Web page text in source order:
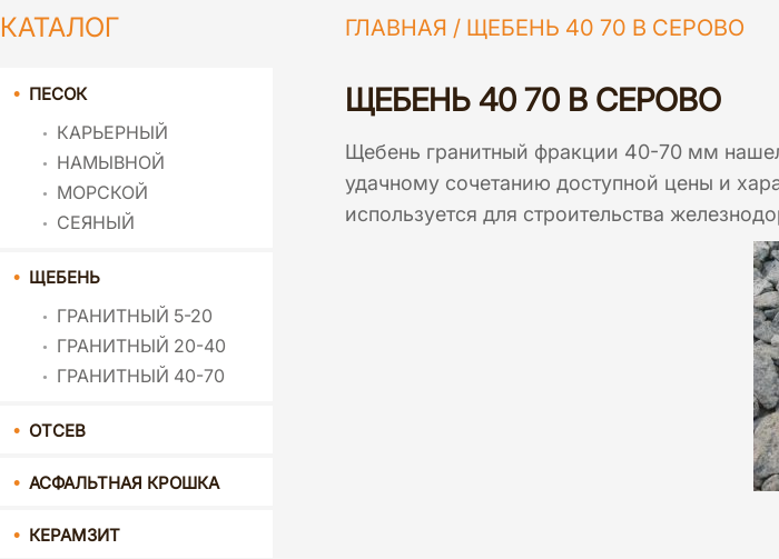
ГЛАВНАЯ / ЩЕБЕНЬ 40 70 В СЕРОВО
ЩЕБЕНЬ 40 70 В СЕРОВО
Щебень гранитный фракции 40-70 мм
удачному сочетанию доступной цены и
используется для строительства
КАТАЛОГ
ПЕСОК
КАРЬЕРНЫЙ
НАМЫВНОЙ
МОРСКОЙ
СЕЯНЫЙ
ЩЕБЕНЬ
ГРАНИТНЫЙ 5-20
ГРАНИТНЫЙ 20-40
ГРАНИТНЫЙ 40-70
ОТСЕВ
АСФАЛЬТНАЯ КРОШКА
КЕРАМЗИТ